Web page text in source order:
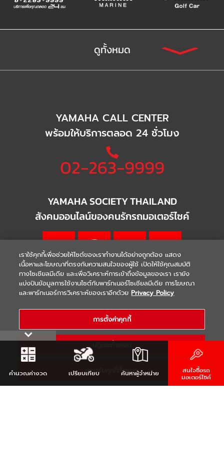
ดูทั้งหมด
YAMAHA CALL CENTER
พร้อมให้บริการตลอด 24 ชั่วโมง
02-263-9999
YAMAHA SOCIETY THAILAND
สังคมออนไลน์ของคนรักรถมอเตอร์ไซค์
WARRANTY | Terms & Conditions
COPYRIGHT 2021 THAI YAMAHA MOTOR CO.,LTD. ALL RIGHTS
RESERVED
คำนวณค่างวด เปรียบเทียบ ค้นหาผู้จำหน่าย สนใจซื้อรถ
มอเตอร์ไซค์
เราใช้คุกกี้เพื่อช่วยให้ไซต์ของเราทำงานได้อย่างถูกต้อง แสดง
เนื้อหาและโฆษณาที่ตรงกับความสนใจของผู้ใช้ เปิดให้ใช้คุณสมบัติ
ทางโซเชียลมีเดีย และเพื่อวิเคราะห์การเข้าถึงข้อมูลของเรา เรายัง
แบ่งปันข้อมูลการใช้งานไซต์กับพาร์ทเนอร์โซเชียลมีเดีย การโฆษณา
และพาร์ทเนอร์การวิเคราะห์ของเราอีกด้วย Privacy Policy
การตั้งค่าคุกกี้
ยอมรับคุกกี้ทั้งหมด